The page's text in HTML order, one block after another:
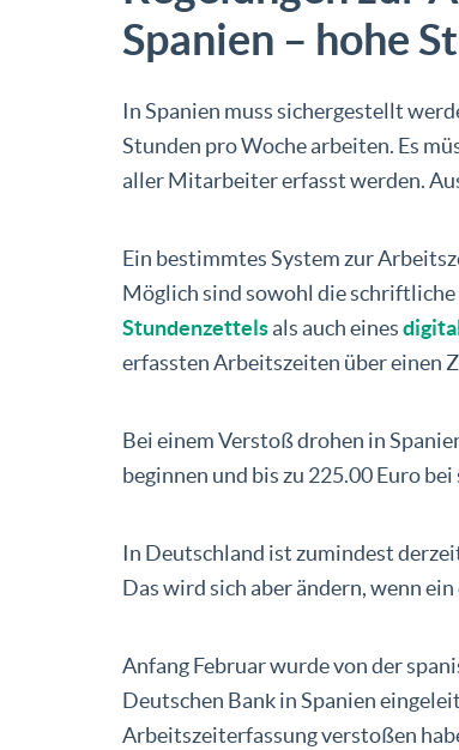
Spanien – hohe
In Spanien muss sichergestellt
Stunden pro Woche arbeiten. Es
aller Mitarbeiter erfasst werden.
Ein bestimmtes System zur
Möglich sind sowohl die schriftliche
Stundenzettelsals auch eines
erfassten Arbeitszeiten über einen
Bei einem Verstoß drohen in
beginnen und bis zu 225.00 Euro
In Deutschland ist zumindest
Das wird sich aber ändern, wenn
Anfang Februar wurde von der
Deutschen Bank in Spanien
Arbeitszeiterfassung verstoßen